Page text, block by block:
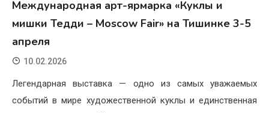
Международная арт-ярмарка «Куклы и
мишки Тедди – Moscow Fair» на Тишинке 3-5
апреля
10.02.2026
Легендарная выставка — одно из самых уважаемых
событий в мире художественной куклы и единственная